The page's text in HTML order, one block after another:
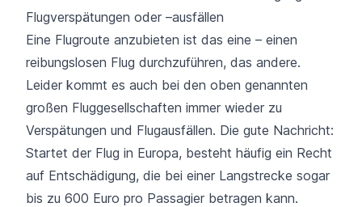
Flugverspätungen oder –ausfällen
Eine Flugroute anzubieten ist das eine – einen
reibungslosen Flug durchzuführen, das andere.
Leider kommt es auch bei den oben genannten
großen Fluggesellschaften immer wieder zu
Verspätungen und Flugausfällen. Die gute Nachricht:
Startet der Flug in Europa, besteht häufig ein Recht
auf Entschädigung, die bei einer Langstrecke sogar
bis zu 600 Euro pro Passagier betragen kann.